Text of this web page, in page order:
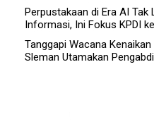
Perpustakaan di Era AI Tak
Informasi, Ini Fokus KPDI
Tanggapi Wacana
Sleman Utamakan